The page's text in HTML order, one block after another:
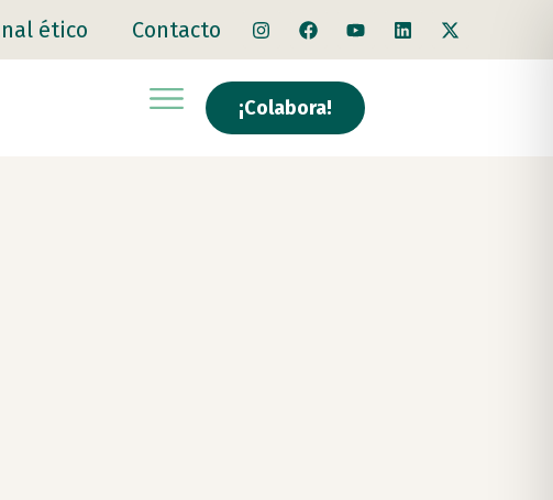
ético Contacto
¡Colabora!